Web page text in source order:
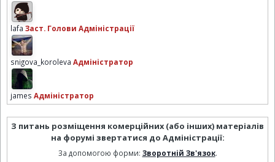
lafa Заст. Голови Адміністрації
snigova_koroleva Адміністратор
james Адміністратор
З питань розміщення комерційних (або інших) матеріалів
на форумі звертатися до Адміністрації:
За допомогою форми: Зворотній Зв'язок.